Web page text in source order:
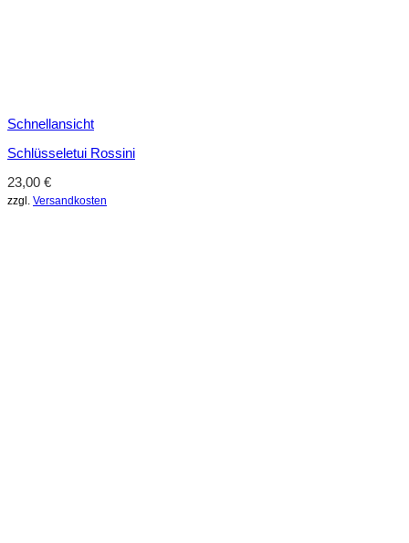
Schnellansicht
Schlüsseletui Rossini
23,00 €
zzgl. Versandkosten